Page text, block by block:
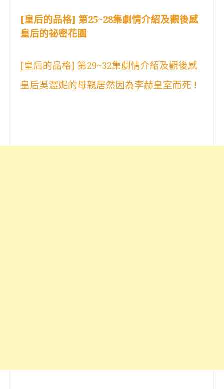
[皇后的品格] 第25~28集劇情介紹及觀後感
皇后的祕密花園
[皇后的品格] 第29~32集劇情介紹及觀後感
皇后吳澀妮的母親居然因為李赫皇室而死 !